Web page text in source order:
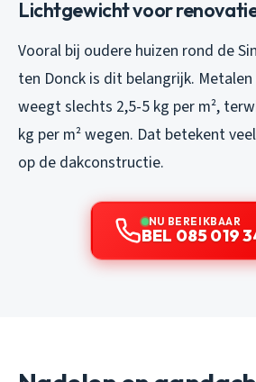
Lichtgewicht voor
Vooral bij oudere huizen rond de
ten Donck is dit belangrijk.
weegt slechts 2,5-5 kg per m²,
kg per m² wegen. Dat betekent
op de dakconstructie.
NU BEREIKBAAR
BEL 085 019